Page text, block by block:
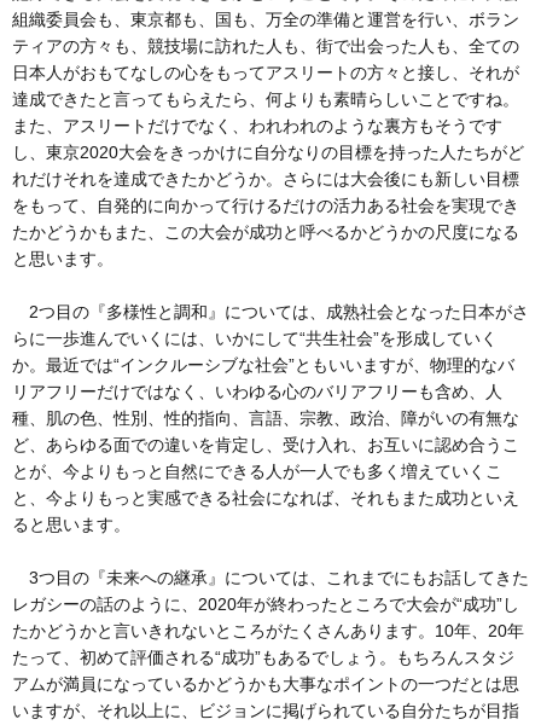
組織委員会も、東京都も、国も、万全の準備と運営を行い、ボラン
ティアの方々も、競技場に訪れた人も、街で出会った人も、全ての
日本人がおもてなしの心をもってアスリートの方々と接し、それが
達成できたと言ってもらえたら、何よりも素晴らしいことですね。
また、アスリートだけでなく、われわれのような裏方もそうです
し、東京2020大会をきっかけに自分なりの目標を持った人たちがど
れだけそれを達成できたかどうか。さらには大会後にも新しい目標
をもって、自発的に向かって行けるだけの活力ある社会を実現でき
たかどうかもまた、この大会が成功と呼べるかどうかの尺度になる
と思います。
2つ目の『多様性と調和』については、成熟社会となった日本がさ
らに一歩進んでいくには、いかにして“共生社会”を形成していく
か。最近では“インクルーシブな社会”ともいいますが、物理的なバ
リアフリーだけではなく、いわゆる心のバリアフリーも含め、人
種、肌の色、性別、性的指向、言語、宗教、政治、障がいの有無な
ど、あらゆる面での違いを肯定し、受け入れ、お互いに認め合うこ
とが、今よりもっと自然にできる人が一人でも多く増えていくこ
と、今よりもっと実感できる社会になれば、それもまた成功といえ
ると思います。
3つ目の『未来への継承』については、これまでにもお話してきた
レガシーの話のように、2020年が終わったところで大会が“成功”し
たかどうかと言いきれないところがたくさんあります。10年、20年
たって、初めて評価される“成功”もあるでしょう。もちろんスタジ
アムが満員になっているかどうかも大事なポイントの一つだとは思
いますが、それ以上に、ビジョンに掲げられている自分たちが目指